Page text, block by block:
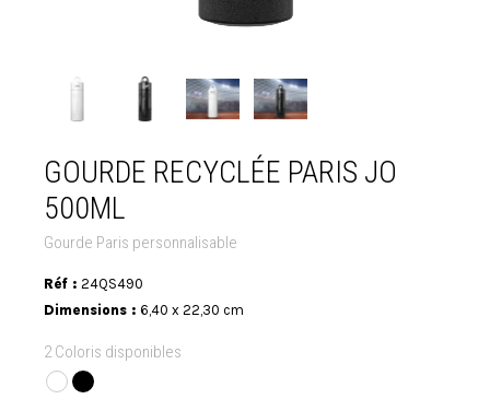
GOURDE RECYCLÉE PARIS JO
500ML
Gourde Paris personnalisable
Réf : 24QS490
Dimensions : 6,40 x 22,30 cm
2 Coloris disponibles